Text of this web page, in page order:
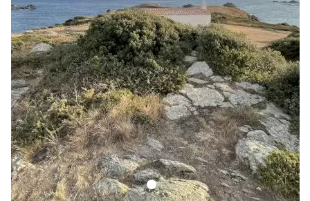
SERVICE
ÉVÉNEMENT
BILLET & COVOIT'
Français